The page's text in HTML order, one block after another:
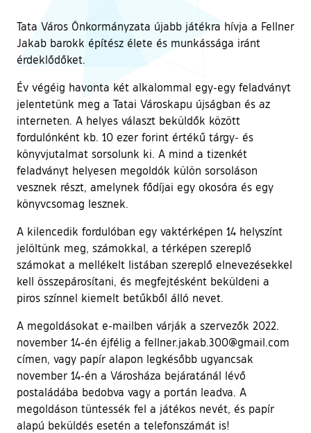
Tata Város Önkormányzata újabb játékra hívja a Fellner
Jakab barokk építész élete és munkássága iránt
érdeklődőket.
Év végéig havonta két alkalommal egy-egy feladványt
jelentetünk meg a Tatai Városkapu újságban és az
interneten. A helyes választ beküldők között
fordulónként kb. 10 ezer forint értékű tárgy- és
könyvjutalmat sorsolunk ki. A mind a tizenkét
feladványt helyesen megoldók külön sorsoláson
vesznek részt, amelynek fődíjai egy okosóra és egy
könyvcsomag lesznek.
A kilencedik fordulóban egy vaktérképen 14 helyszínt
jelöltünk meg, számokkal, a térképen szereplő
számokat a mellékelt listában szereplő elnevezésekkel
kell összepárosítani, és megfejtésként beküldeni a
piros színnel kiemelt betűkből álló nevet.
A megoldásokat e-mailben várják a szervezők 2022.
november 14-én éjfélig a fellner.jakab.300@gmail.com
címen, vagy papír alapon legkésőbb ugyancsak
november 14-én a Városháza bejáratánál lévő
postaládába bedobva vagy a portán leadva. A
megoldáson tüntessék fel a játékos nevét, és papír
alapú beküldés esetén a telefonszámát is!